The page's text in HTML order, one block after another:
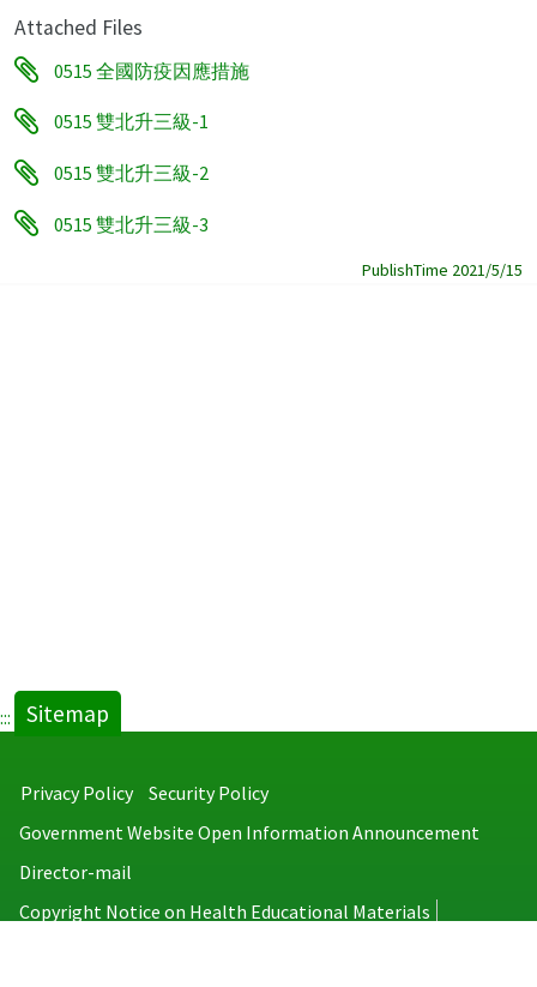
Attached Files
0515 全國防疫因應措施
0515 雙北升三級-1
0515 雙北升三級-2
0515 雙北升三級-3
PublishTime 2021/5/15
::: Sitemap
Privacy Policy
Security Policy
Government Website Open Information Announcement
Director-mail
Copyright Notice on Health Educational Materials